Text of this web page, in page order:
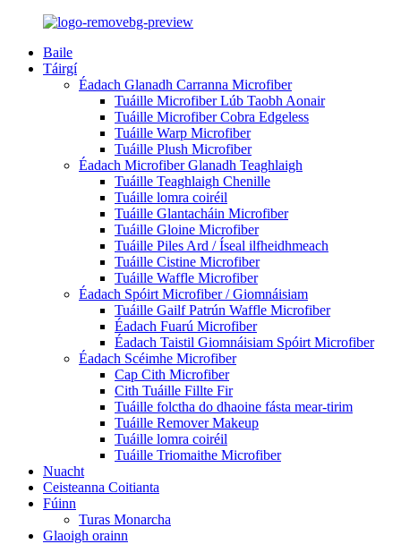
Baile
Táirgí
Éadach Glanadh Carranna Microfiber
Tuáille Microfiber Lúb Taobh Aonair
Tuáille Microfiber Cobra Edgeless
Tuáille Warp Microfiber
Tuáille Plush Microfiber
Éadach Microfiber Glanadh Teaghlaigh
Tuáille Teaghlaigh Chenille
Tuáille lomra coiréil
Tuáille Glantacháin Microfiber
Tuáille Gloine Microfiber
Tuáille Piles Ard / Íseal ilfheidhmeach
Tuáille Cistine Microfiber
Tuáille Waffle Microfiber
Éadach Spóirt Microfiber / Giomnáisiam
Tuáille Gailf Patrún Waffle Microfiber
Éadach Fuarú Microfiber
Éadach Taistil Giomnáisiam Spóirt Microfiber
Éadach Scéimhe Microfiber
Cap Cith Microfiber
Cith Tuáille Fillte Fir
Tuáille folctha do dhaoine fásta mear-tirim
Tuáille Remover Makeup
Tuáille lomra coiréil
Tuáille Triomaithe Microfiber
Nuacht
Ceisteanna Coitianta
Fúinn
Turas Monarcha
Glaoigh orainn